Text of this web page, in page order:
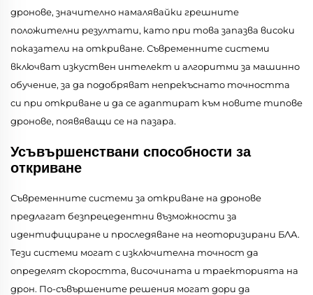
дронове, значително намалявайки грешните
положителни резултати, като при това запазва високи
показатели на откриване. Съвременните системи
включват изкуствен интелект и алгоритми за машинно
обучение, за да подобряват непрекъснато точността
си при откриване и да се адаптират към новите типове
дронове, появяващи се на пазара.
Усъвършенствани способности за
откриване
Съвременните системи за откриване на дронове
предлагат безпрецедентни възможности за
идентифициране и проследяване на неоторизирани БЛА.
Тези системи могат с изключителна точност да
определят скоростта, височината и траекторията на
дрон. По-съвършените решения могат дори да